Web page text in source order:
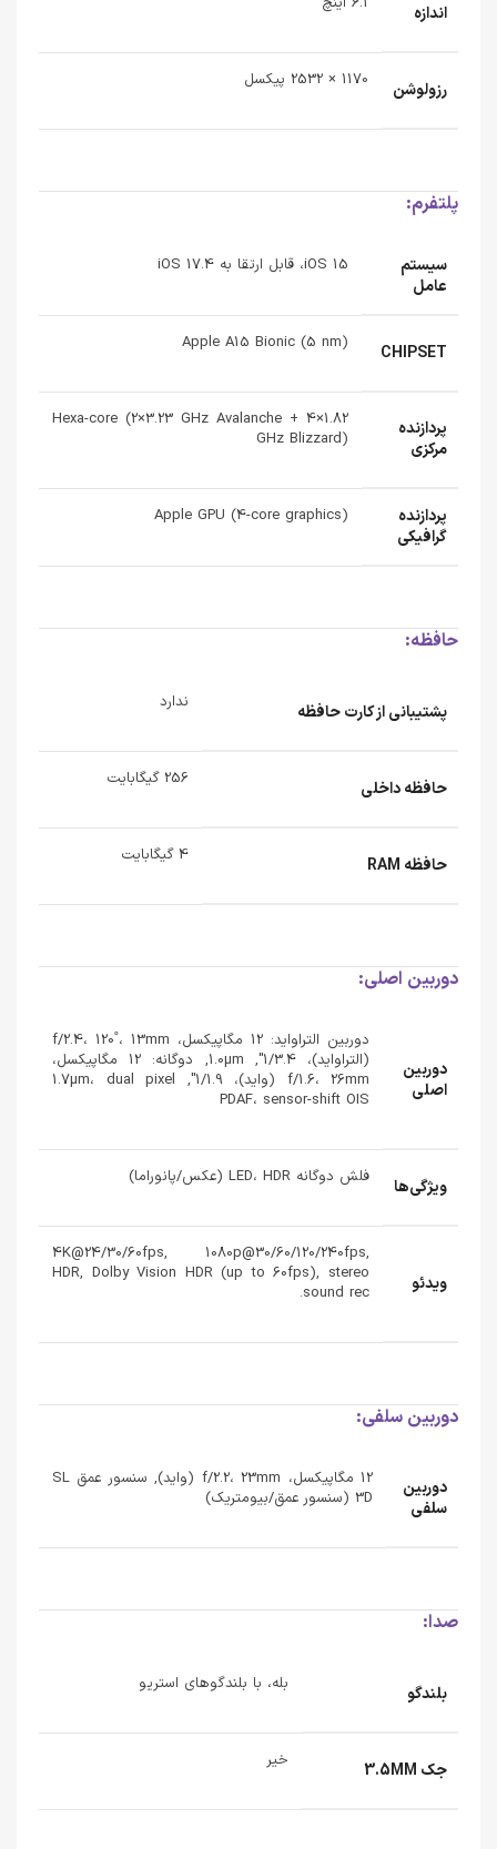
اندازه
رزولوشن 1170 × 2532 پیکسل
پلتفرم:
سیستم
عامل
iOS 15، قابل ارتقا به iOS 17.4
CHIPSET
Apple A15 Bionic (5 nm)
پردازنده‌
مرکزی
Hexa-core (2×3.23 GHz Avalanche + 4×1.82
GHz Blizzard)
پردازنده‌
گرافیکی
Apple GPU (4-core graphics)
حافظه:
پشتیبانی از کارت حافظه ندارد
حافظه داخلی 256 گیگابایت
حافظه RAM 4 گیگابایت
دوربین اصلی:
دوربین
اصلی
دوربین التراواید: 12 مگاپیکسل، f/2.4، 120˚، 13mm
(التراواید)، 1/3.4", 1.0µm, دوگانه: 12 مگاپیکسل،
f/1.6، 26mm (واید)، 1/1.9", 1.7µm، dual pixel
PDAF، sensor-shift OIS
ویژگی‌ها فلش دوگانه LED، HDR (عکس/پانوراما)
ویدئو
4K@24/30/60fps, 1080p@30/60/120/240fps,
HDR, Dolby Vision HDR (up to 60fps), stereo
sound rec.
دوربین سلفی:
دوربین
سلفی
12 مگاپیکسل، f/2.2، 23mm (واید), سنسور عمق SL
3D (سنسور عمق/بیومتریک)
صدا:
بلندگو بله، با بلندگوهای استریو
جک 3.5MM خیر